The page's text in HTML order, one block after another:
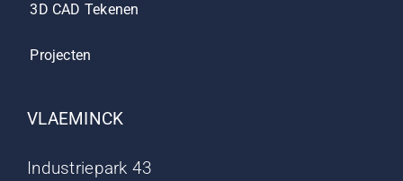
3D CAD Tekenen
Projecten
VLAEMINCK
Industriepark 43